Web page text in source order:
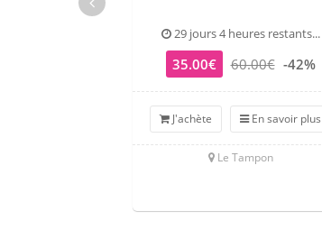
29 jours 4 heures restants...
35.00€ 60.00€ -42%
J'achète En savoir plus
Le Tampon